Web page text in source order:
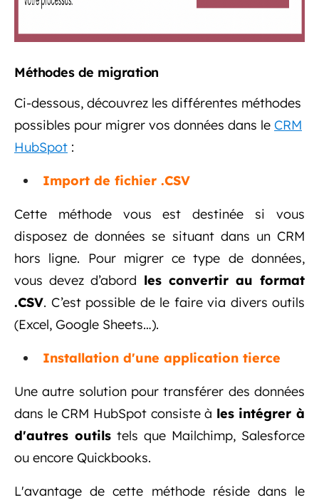
Méthodes de migration
Ci-dessous, découvrez les différentes méthodes
possibles pour migrer vos données dans le CRM
HubSpot :
Import de fichier .CSV
Cette méthode vous est destinée si vous
disposez de données se situant dans un CRM
hors ligne. Pour migrer ce type de données,
vous devez d’abord les convertir au format
.CSV. C’est possible de le faire via divers outils
(Excel, Google Sheets…).
Installation d'une application tierce
Une autre solution pour transférer des données
dans le CRM HubSpot consiste à les intégrer à
d'autres outils tels que Mailchimp, Salesforce
ou encore Quickbooks.
L'avantage de cette méthode réside dans le